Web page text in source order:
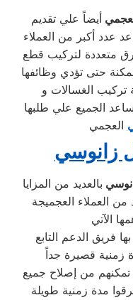
أيضاً علي تقديم
عدد أكبر من العملاء
متعددة لتركيب قطع
حتى تؤدي وظائفها
تركيب الغسالات و
الجميع علي طلبها
زانوسي
بالعديد من المزايا
من العملاء العجميجة
فريق الدعم التابع
قصيرة جداً
تمكنهم من إصلاح جميع